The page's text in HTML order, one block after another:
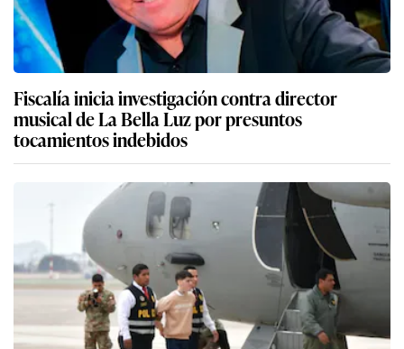
Fiscalía inicia investigación contra director
musical de La Bella Luz por presuntos
tocamientos indebidos